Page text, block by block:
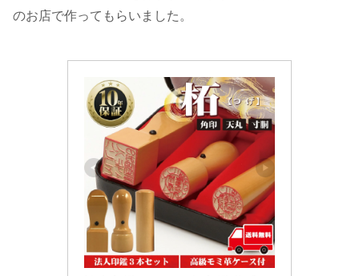
のお店で作ってもらいました。